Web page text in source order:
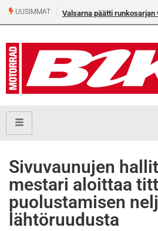
UUSIMMAT Valsarna päätti runkosarjan
Sivuvaunujen
mestari aloittaa
puolustamisen
lähtöruudusta